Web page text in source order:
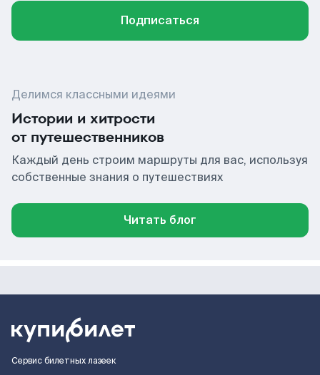
Подписаться
Делимся классными идеями
Истории и хитрости
от путешественников
Каждый день строим маршруты для вас, используя
собственные знания о путешествиях
Читать блог
Сервис билетных лазеек